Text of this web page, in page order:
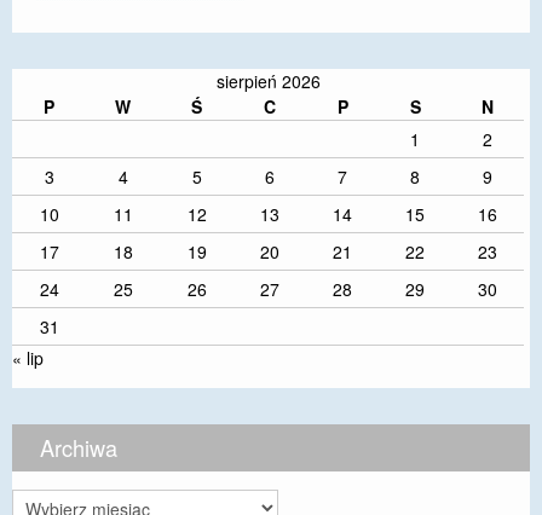
sierpień 2026
P
W Ś C P S
N
1
2
3
4 5 6 7 8
9
10
11 12 13 14 15
16
17
18 19 20 21 22
23
24
25 26 27 28 29
30
31
« lip
Archiwa
Archiwa